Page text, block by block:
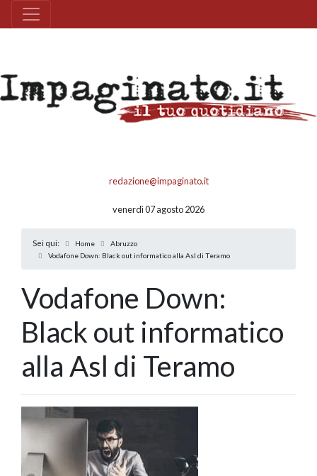
redazione@impaginato.it
venerdì 07 agosto 2026
Sei qui: Home
Abruzzo
Vodafone Down: Black out informatico alla Asl di Teramo
Vodafone Down:
Black out informatico
alla Asl di Teramo